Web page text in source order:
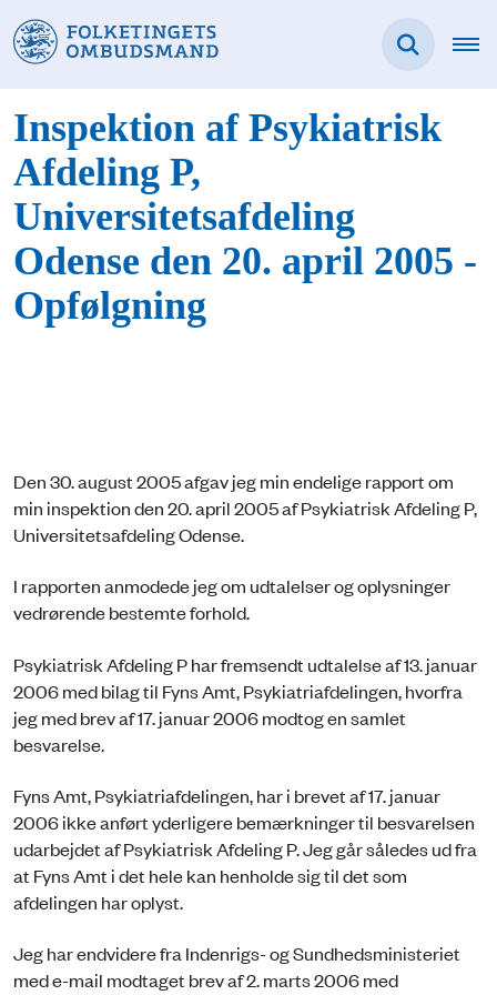
Inspektion af Psykiatrisk
Afdeling P,
Universitetsafdeling
Odense den 20. april 2005 -
Opfølgning
Den 30. august 2005 afgav jeg min endelige rapport om
min inspektion den 20. april 2005 af Psykiatrisk Afdeling P,
Universitetsafdeling Odense.
I rapporten anmodede jeg om udtalelser og oplysninger
vedrørende bestemte forhold.
Psykiatrisk Afdeling P har fremsendt udtalelse af 13. januar
2006 med bilag til Fyns Amt, Psykiatriafdelingen, hvorfra
jeg med brev af 17. januar 2006 modtog en samlet
besvarelse.
Fyns Amt, Psykiatriafdelingen, har i brevet af 17. januar
2006 ikke anført yderligere bemærkninger til besvarelsen
udarbejdet af Psykiatrisk Afdeling P. Jeg går således ud fra
at Fyns Amt i det hele kan henholde sig til det som
afdelingen har oplyst.
Jeg har endvidere fra Indenrigs- og Sundhedsministeriet
med e-mail modtaget brev af 2. marts 2006 med